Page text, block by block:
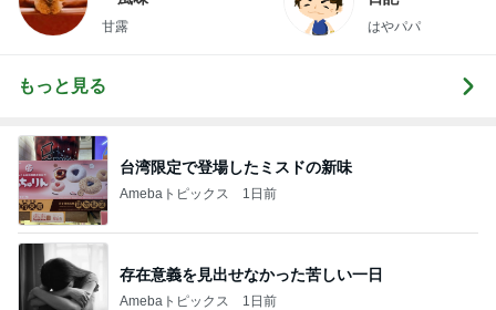
甘露 はやパパ
もっと見る
台湾限定で登場したミスドの新味
Amebaトピックス 1日前
存在意義を見出せなかった苦しい一日
Amebaトピックス 1日前